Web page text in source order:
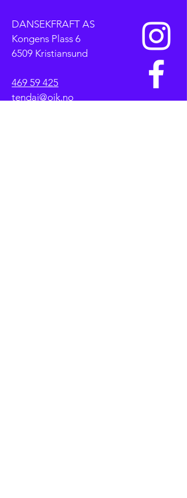
DANSEKFRAFT AS
Kongens Plass 6
6509 Kristiansund
469 59 425
tendai@oik.no